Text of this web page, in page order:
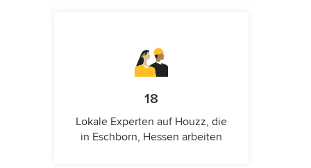
18
Lokale Experten auf Houzz, die
in Eschborn, Hessen arbeiten